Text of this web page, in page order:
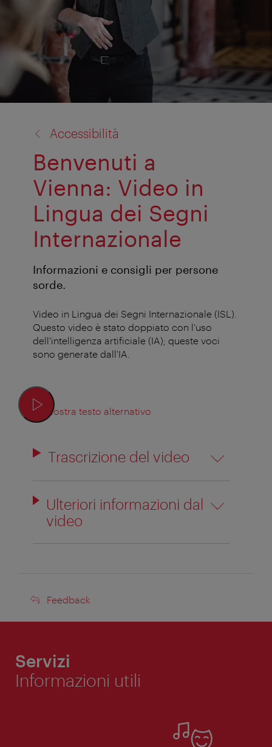
Accessibilità
Benvenuti a
Vienna: Video in
Lingua dei Segni
Internazionale
Informazioni e consigli per persone
sorde.
Video in Lingua dei Segni Internazionale (ISL).
Questo video è stato doppiato con l'uso
dell'intelligenza artificiale (IA); queste voci
sono generate dall'IA.
Mostra testo alternativo
Trascrizione del video
Ulteriori informazioni dal
video
Feedback
Feedback
Servizi
Informazioni utili